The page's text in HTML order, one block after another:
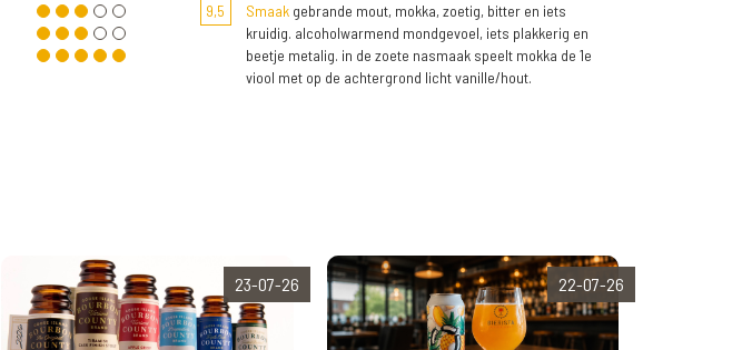
9,5 Smaakgebrande mout, mokka, zoetig, bitter en iets
kruidig. alcoholwarmend mondgevoel, iets plakkerig en
beetje metalig. in de zoete nasmaak speelt mokka de 1e
viool met op de achtergrond licht vanille/hout.
23-07-26 22-07-26